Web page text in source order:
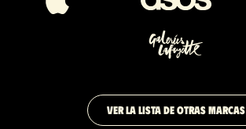
VER LA LISTA DE OTRAS MARCAS